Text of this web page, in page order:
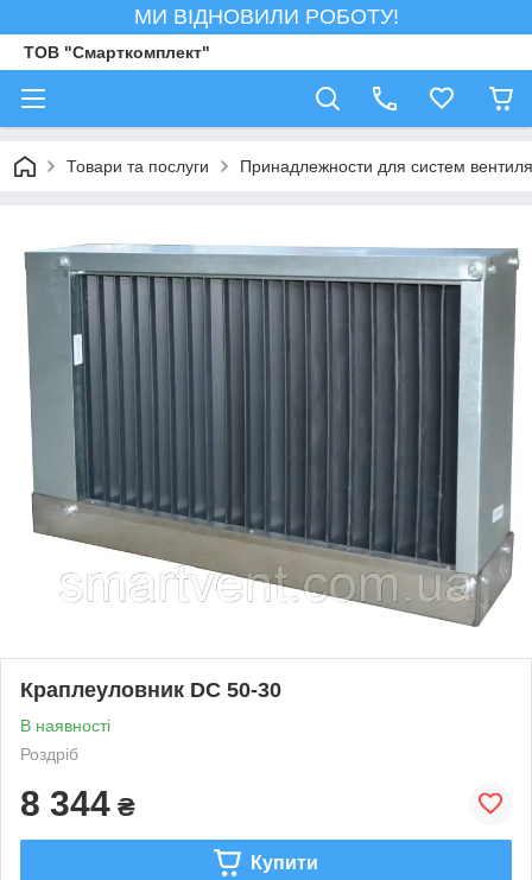
МИ ВІДНОВИЛИ РОБОТУ!
ТОВ "Смарткомплект"
Товари та послуги Принадлежности для систем
Краплеуловник DC 50-30
В наявності
Роздріб
8 344 ₴
Купити